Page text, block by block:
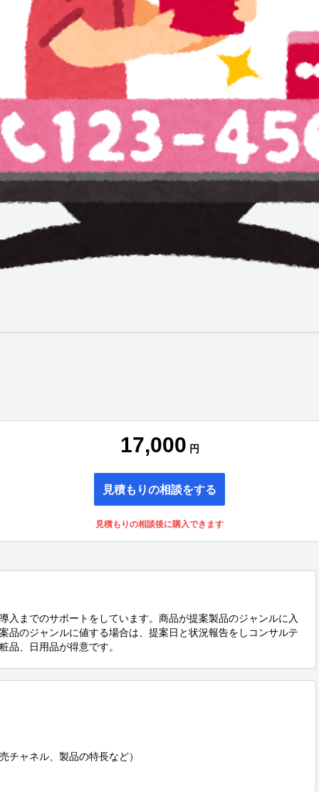
17,000 円
見積もりの相談をする
見積もりの相談後に購入できます
入までのサポートをしています。商品が提案製品のジャンルに入
品のジャンルに値する場合は、提案日と状況報告をしコンサルテ
品、日用品が得意です。
チャネル、製品の特長など）